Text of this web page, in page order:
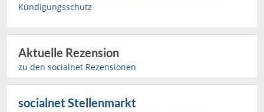
Kündigungsschutz
Aktuelle Rezension
zu den socialnet Rezensionen
socialnet Stellenmarkt